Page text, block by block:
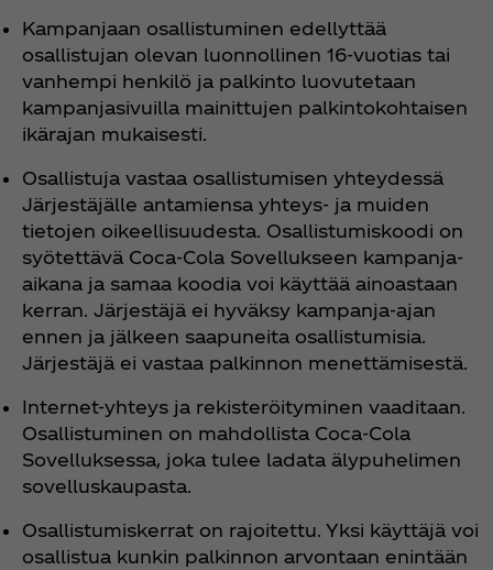
Kampanjaan osallistuminen edellyttää
osallistujan olevan luonnollinen 16-vuotias tai
vanhempi henkilö ja palkinto luovutetaan
kampanjasivuilla mainittujen palkintokohtaisen
ikärajan mukaisesti.
Osallistuja vastaa osallistumisen yhteydessä
Järjestäjälle antamiensa yhteys- ja muiden
tietojen oikeellisuudesta. Osallistumiskoodi on
syötettävä Coca‑Cola Sovellukseen kampanja-
aikana ja samaa koodia voi käyttää ainoastaan
kerran. Järjestäjä ei hyväksy kampanja-ajan
ennen ja jälkeen saapuneita osallistumisia.
Järjestäjä ei vastaa palkinnon menettämisestä.
Internet-yhteys ja rekisteröityminen vaaditaan.
Osallistuminen on mahdollista Coca‑Cola
Sovelluksessa, joka tulee ladata älypuhelimen
sovelluskaupasta.
Osallistumiskerrat on rajoitettu. Yksi käyttäjä voi
osallistua kunkin palkinnon arvontaan enintään